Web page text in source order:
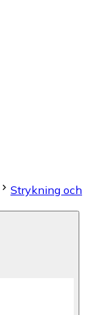
Strykning och